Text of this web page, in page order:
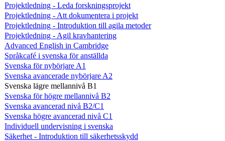
Projektledning - Leda forskningsprojekt
Projektledning - Att dokumentera i projekt
Projektledning - Introduktion till agila metoder
Projektledning - Agil kravhantering
Advanced English in Cambridge
Språkcafé i svenska för anställda
Svenska för nybörjare A1
Svenska avancerade nybörjare A2
Svenska lägre mellannivå B1
Svenska för högre mellannivå B2
Svenska avancerad nivå B2/C1
Svenska högre avancerad nivå C1
Individuell undervisning i svenska
Säkerhet - Introduktion till säkerhetsskydd